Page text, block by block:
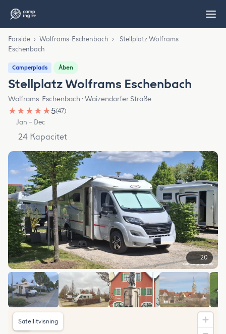
Forside › Wolframs-Eschenbach ›
Stellplatz Wolframs
Eschenbach
Camperplads Åben
Stellplatz Wolframs Eschenbach
Wolframs-Eschenbach · Waizendorfer Straße
★ ★ ★ ★ ★5(47)
Jan – Dec
24 Kapacitet
20
Satellitvisning